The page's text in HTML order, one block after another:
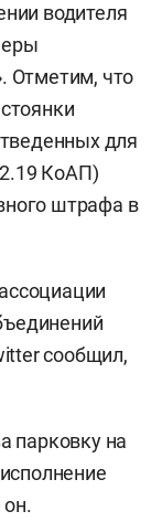
водителя
Отметим, что
для
КоАП)
штрафа в
сообщил,
парковку на
он.